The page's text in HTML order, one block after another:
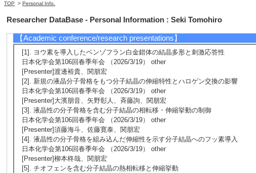
TOP > Personal Info.
Researcher DataBase - Personal Information : Seki Tomohiro
[Book type]book(research)
[Author]Tomohiro Seki; Hajime Ito [Range] Chapter 5; pp. 54–85 [Total page
【Academic conference/research presentations】
[1]. ヨウ素を導入したベンゾフラン白金錯体の結晶多形と刺激応答性
日本化学会第106回春季年会 （2026/3/19） other
[Presenter]渡邊裕貴、関朋宏
[2]. 新規の液晶分子骨格をもつ分子結晶の伸縮特性とハロゲン交換の影響
日本化学会第106回春季年会 （2026/3/19） other
[Presenter]大濱朋音、矢野彰人、斉藤詢、関朋宏
[3]. 液晶性の分子骨格を含む分子結晶の相転移・伸縮挙動の制御
日本化学会第106回春季年会 （2026/3/19） other
[Presenter]須藤海斗、佐藤寛泰、関朋宏
[4]. 液晶性の分子骨格を組み込んだ伸縮性を示す分子結晶へのフッ素導入
日本化学会第106回春季年会 （2026/3/19） other
[Presenter]柳本柊哉、関朋宏
[5]. チオフェンを含む分子結晶の熱相転移と伸縮挙動